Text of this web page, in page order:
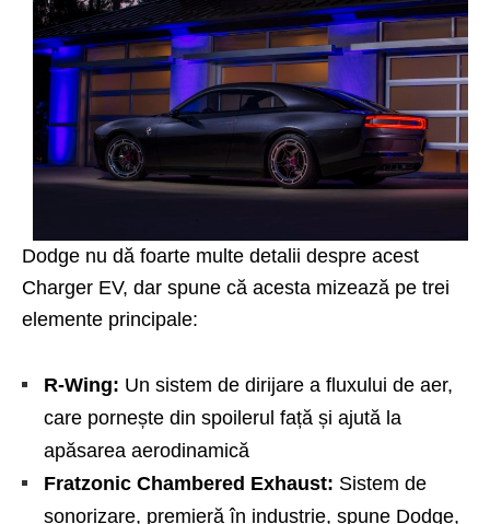
Dodge nu dă foarte multe detalii despre acest
Charger EV, dar spune că acesta mizează pe trei
elemente principale:
R-Wing: Un sistem de dirijare a fluxului de aer,
care pornește din spoilerul față și ajută la
apăsarea aerodinamică
Fratzonic Chambered Exhaust: Sistem de
sonorizare, premieră în industrie, spune Dodge,